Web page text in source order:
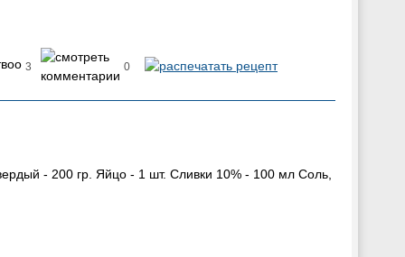
3 0
- 200 гр. Яйцо - 1 шт. Сливки 10% - 100 мл Соль,